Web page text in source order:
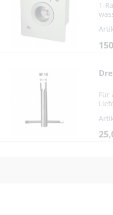
1-
Für